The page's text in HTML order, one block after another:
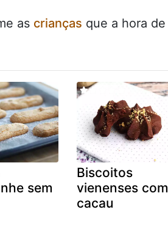
as crianças que a hora de
sem
Biscoitos
vienenses com
cacau